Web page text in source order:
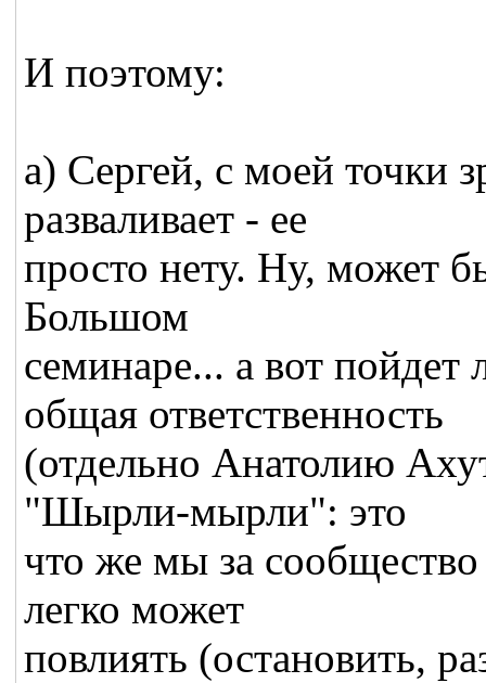
И поэтому:
а) Сергей, с моей точки
разваливает - ее
просто нету. Ну, может
Большом
семинаре... а вот
общая ответственность
(отдельно Анатолию
"Шырли-мырли": это
что же мы за
легко может
повлиять (остановить,